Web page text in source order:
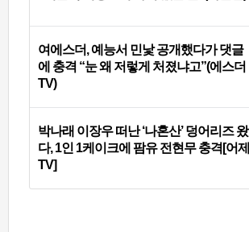
여에스더, 예능서 민낯 공개했다가 댓글
에 충격 “눈 왜 저렇게 처졌냐고”(에스더
TV)
박나래 이장우 떠난 ‘나혼산’ 덩어리즈 왔
다, 1인 1케이크에 팜유 전현무 충격[어제
TV]